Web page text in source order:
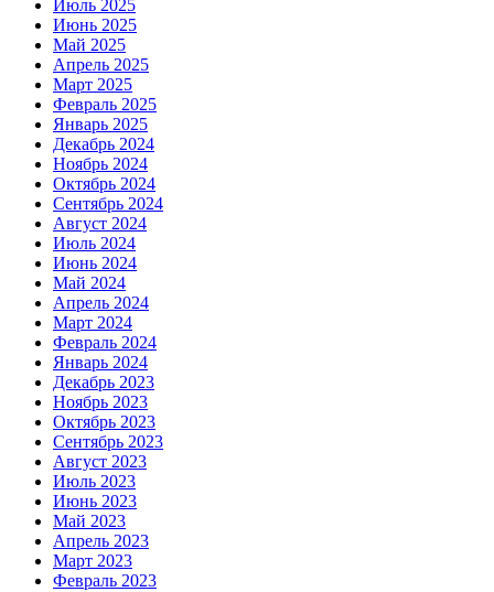
Июль 2025
Июнь 2025
Май 2025
Апрель 2025
Март 2025
Февраль 2025
Январь 2025
Декабрь 2024
Ноябрь 2024
Октябрь 2024
Сентябрь 2024
Август 2024
Июль 2024
Июнь 2024
Май 2024
Апрель 2024
Март 2024
Февраль 2024
Январь 2024
Декабрь 2023
Ноябрь 2023
Октябрь 2023
Сентябрь 2023
Август 2023
Июль 2023
Июнь 2023
Май 2023
Апрель 2023
Март 2023
Февраль 2023